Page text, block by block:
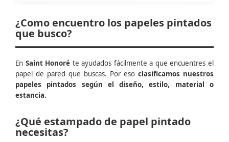
¿Como encuentro los papeles pintados
que busco?
En Saint Honoré te ayudados fácilmente a que encuentres el
papel de pared que buscas. Por eso clasificamos nuestros
papeles pintados según el diseño, estilo, material o
estancia.
¿Qué estampado de papel pintado
necesitas?